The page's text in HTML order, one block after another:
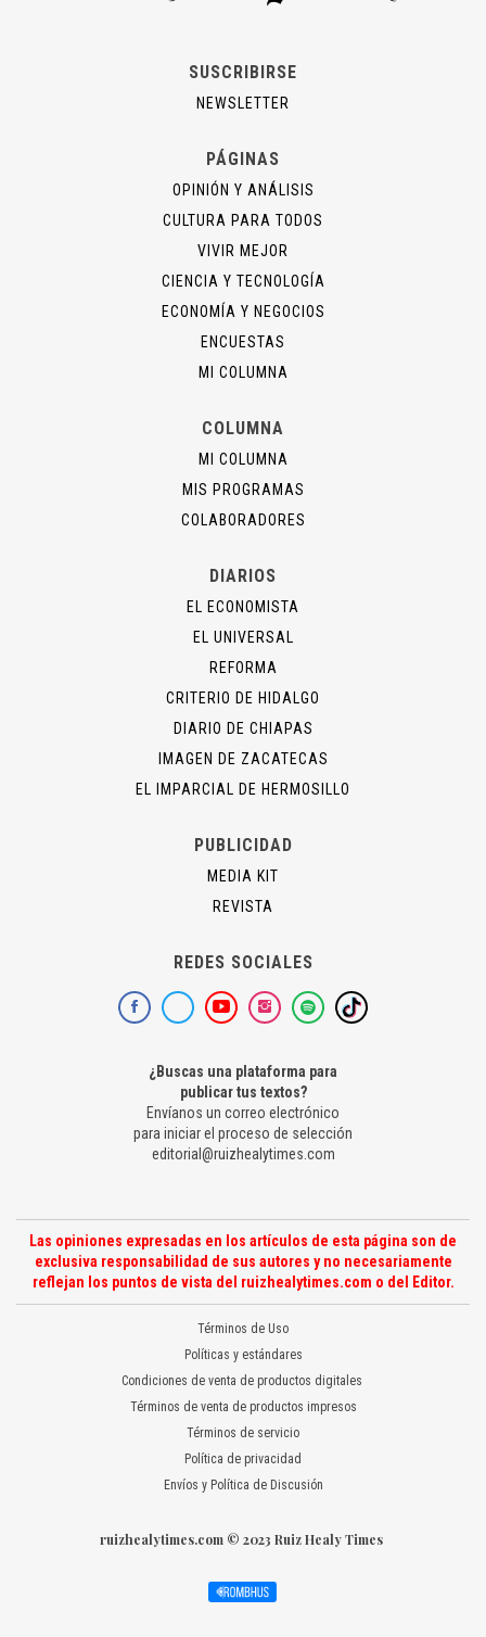
SUSCRIBIRSE
NEWSLETTER
PÁGINAS
OPINIÓN Y ANÁLISIS
CULTURA PARA TODOS
VIVIR MEJOR
CIENCIA Y TECNOLOGÍA
ECONOMÍA Y NEGOCIOS
ENCUESTAS
MI COLUMNA
COLUMNA
MI COLUMNA
MIS PROGRAMAS
COLABORADORES
DIARIOS
EL ECONOMISTA
EL UNIVERSAL
REFORMA
CRITERIO DE HIDALGO
DIARIO DE CHIAPAS
IMAGEN DE ZACATECAS
EL IMPARCIAL DE HERMOSILLO
PUBLICIDAD
MEDIA KIT
REVISTA
REDES SOCIALES
¿Buscas una plataforma para
publicar tus textos?
Envíanos un correo electrónico
para iniciar el proceso de selección
editorial@ruizhealytimes.com
Las opiniones expresadas en los artículos de esta página son de
exclusiva responsabilidad de sus autores y no necesariamente
reflejan los puntos de vista del ruizhealytimes.com o del Editor.
Términos de Uso
Políticas y estándares
Condiciones de venta de productos digitales
Términos de venta de productos impresos
Términos de servicio
Política de privacidad
Envíos y Política de Discusión
ruizhealytimes.com © 2023 Ruiz Healy Times